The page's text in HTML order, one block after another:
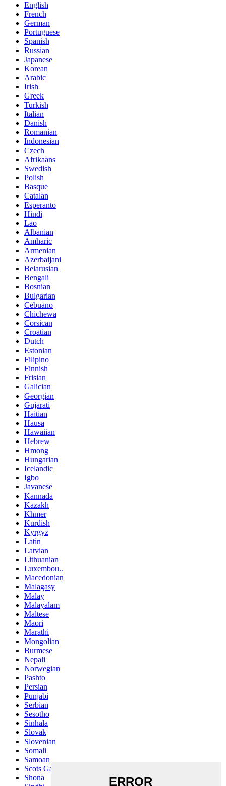
English
French
German
Portuguese
Spanish
Russian
Japanese
Korean
Arabic
Irish
Greek
Turkish
Italian
Danish
Romanian
Indonesian
Czech
Afrikaans
Swedish
Polish
Basque
Catalan
Esperanto
Hindi
Lao
Albanian
Amharic
Armenian
Azerbaijani
Belarusian
Bengali
Bosnian
Bulgarian
Cebuano
Chichewa
Corsican
Croatian
Dutch
Estonian
Filipino
Finnish
Frisian
Galician
Georgian
Gujarati
Haitian
Hausa
Hawaiian
Hebrew
Hmong
Hungarian
Icelandic
Igbo
Javanese
Kannada
Kazakh
Khmer
Kurdish
Kyrgyz
Latin
Latvian
Lithuanian
Luxembou..
Macedonian
Malagasy
Malay
Malayalam
Maltese
Maori
Marathi
Mongolian
Burmese
Nepali
Norwegian
Pashto
Persian
Punjabi
Serbian
Sesotho
Sinhala
Slovak
Slovenian
Somali
Samoan
Scots Gaelic
Shona